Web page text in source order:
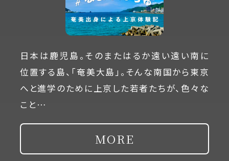
日本は鹿児島。そのまたはるか遠い遠い南に
位置する島、「奄美大島」。そんな南国から東京
へと進学のために上京した若者たちが、色々な
こと…
MORE